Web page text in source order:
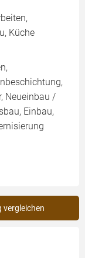
Küche
Neueinbau /
Einbau,
vergleichen